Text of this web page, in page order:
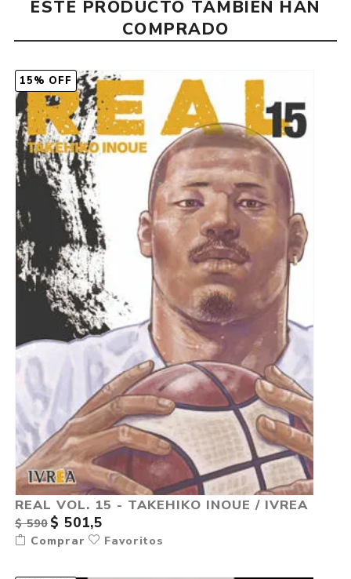
ESTE PRODUCTO TAMBIÉN HAN
COMPRADO
15% OFF
REAL VOL. 15 - TAKEHIKO INOUE / IVREA
$ 590 $ 501,5
Comprar Favoritos